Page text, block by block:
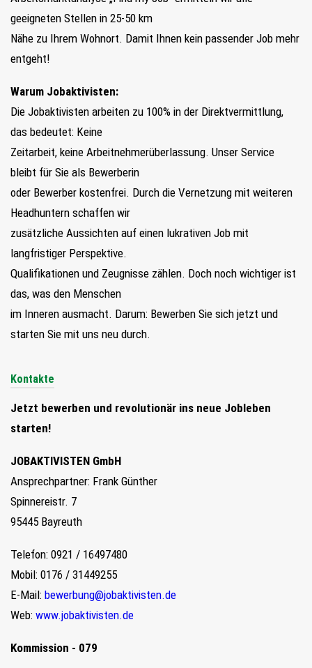
geeigneten Stellen in 25-50 km
Nähe zu Ihrem Wohnort. Damit Ihnen kein passender Job mehr
entgeht!
Warum Jobaktivisten:
Die Jobaktivisten arbeiten zu 100% in der Direktvermittlung,
das bedeutet: Keine
Zeitarbeit, keine Arbeitnehmerüberlassung. Unser Service
bleibt für Sie als Bewerberin
oder Bewerber kostenfrei. Durch die Vernetzung mit weiteren
Headhuntern schaffen wir
zusätzliche Aussichten auf einen lukrativen Job mit
langfristiger Perspektive.
Qualifikationen und Zeugnisse zählen. Doch noch wichtiger ist
das, was den Menschen
im Inneren ausmacht. Darum: Bewerben Sie sich jetzt und
starten Sie mit uns neu durch.
Kontakte
Jetzt bewerben und revolutionär ins neue Jobleben
starten!
JOBAKTIVISTEN GmbH
Ansprechpartner: Frank Günther
Spinnereistr. 7
95445 Bayreuth
Telefon: 0921 / 16497480
Mobil: 0176 / 31449255
E-Mail: bewerbung@jobaktivisten.de
Web: www.jobaktivisten.de
Kommission - 079